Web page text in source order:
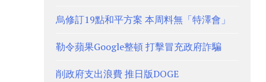
烏修訂19點和平方案 本周料無「特澤會」
勒令蘋果Google整頓 打擊冒充政府詐騙
削政府支出浪費 推日版DOGE